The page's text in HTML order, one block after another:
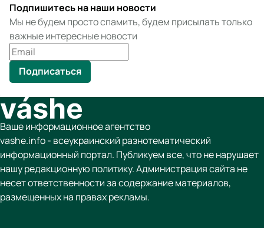
Подпишитесь на наши новости
Мы не будем просто спамить, будем присылать только
важные интересные новости
Подписаться
Ваше информационное агентство
vashe.info - всеукраинский разнотематический
информационный портал. Публикуем все, что не нарушает
нашу редакционную политику. Администрация сайта не
несет ответственности за содержание материалов,
размещенных на правах рекламы.